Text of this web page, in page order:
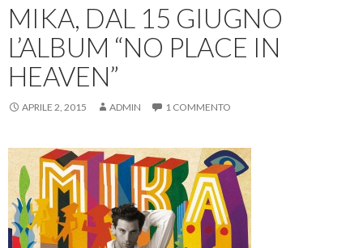
MIKA, DAL 15 GIUGNO
L’ALBUM “NO PLACE IN
HEAVEN”
APRILE 2, 2015 ADMIN 1 COMMENTO